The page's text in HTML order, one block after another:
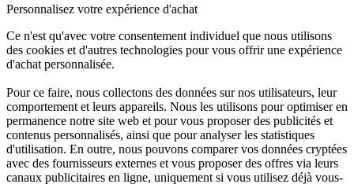
Personnalisez votre expérience d'achat
Ce n'est qu'avec votre consentement individuel que nous utilisons
des cookies et d'autres technologies pour vous offrir une expérience
d'achat personnalisée.
Pour ce faire, nous collectons des données sur nos utilisateurs, leur
comportement et leurs appareils. Nous les utilisons pour optimiser en
permanence notre site web et pour vous proposer des publicités et
contenus personnalisés, ainsi que pour analyser les statistiques
d'utilisation. En outre, nous pouvons comparer vos données cryptées
avec des fournisseurs externes et vous proposer des offres via leurs
canaux publicitaires en ligne, uniquement si vous utilisez déjà vous-